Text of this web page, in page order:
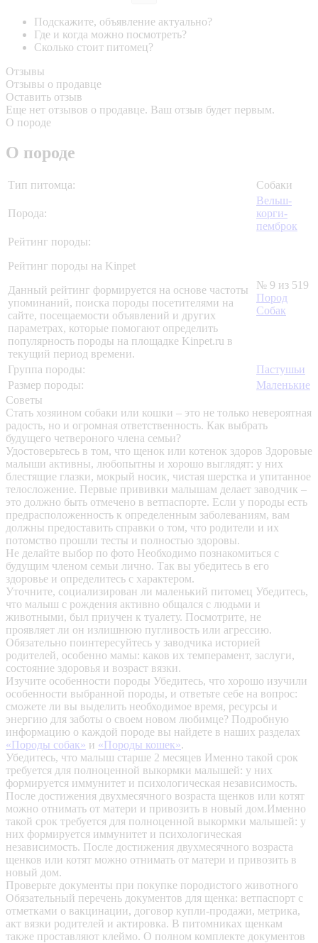
Подскажите, объявление актуально?
Где и когда можно посмотреть?
Сколько стоит питомец?
Отзывы
Отзывы о продавце
Оставить отзыв
Еще нет отзывов о продавце. Ваш отзыв будет первым.
О породе
О породе
Тип питомца: Собаки
Порода:
Вельш-
корги-
пемброк
Рейтинг породы:
Рейтинг породы на Kinpet
Данный рейтинг формируется на основе частоты
упоминаний, поиска породы посетителями на
сайте, посещаемости объявлений и других
параметрах, которые помогают определить
популярность породы на площадке Kinpet.ru в
текущий период времени.
№ 9 из 519
Пород
Собак
Группа породы:
Пастушьи
Размер породы:
Маленькие
Советы
Стать хозяином собаки или кошки – это не только невероятная
радость, но и огромная ответственность. Как выбрать
будущего четвероного члена семьи?
Удостоверьтесь в том, что щенок или котенок здоров Здоровые
малыши активны, любопытны и хорошо выглядят: у них
блестящие глазки, мокрый носик, чистая шерстка и упитанное
телосложение. Первые прививки малышам делает заводчик –
это должно быть отмечено в ветпаспорте. Если у породы есть
предрасположенность к определенным заболеваниям, вам
должны предоставить справки о том, что родители и их
потомство прошли тесты и полностью здоровы.
Не делайте выбор по фото Необходимо познакомиться с
будущим членом семьи лично. Так вы убедитесь в его
здоровье и определитесь с характером.
Уточните, социализирован ли маленький питомец Убедитесь,
что малыш с рождения активно общался с людьми и
животными, был приучен к туалету. Посмотрите, не
проявляет ли он излишнюю пугливость или агрессию.
Обязательно поинтересуйтесь у заводчика историей
родителей, особенно мамы: каков их темперамент, заслуги,
состояние здоровья и возраст вязки.
Изучите особенности породы Убедитесь, что хорошо изучили
особенности выбранной породы, и ответьте себе на вопрос:
сможете ли вы выделить необходимое время, ресурсы и
энергию для заботы о своем новом любимце? Подробную
информацию о каждой породе вы найдете в наших разделах
«Породы собак» и «Породы кошек».
Убедитесь, что малыш старше 2 месяцев Именно такой срок
требуется для полноценной выкормки малышей: у них
формируется иммунитет и психологическая независимость.
После достижения двухмесячного возраста щенков или котят
можно отнимать от матери и привозить в новый дом.Именно
такой срок требуется для полноценной выкормки малышей: у
них формируется иммунитет и психологическая
независимость. После достижения двухмесячного возраста
щенков или котят можно отнимать от матери и привозить в
новый дом.
Проверьте документы при покупке породистого животного
Обязательный перечень документов для щенка: ветпаспорт с
отметками о вакцинации, договор купли-продажи, метрика,
акт вязки родителей и актировка. В питомниках щенкам
также проставляют клеймо. О полном комплекте документов